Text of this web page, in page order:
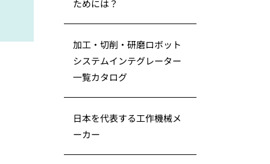
ためには？
加工・切削・研磨ロボット
システムインテグレーター
一覧カタログ
日本を代表する工作機械メ
ーカー